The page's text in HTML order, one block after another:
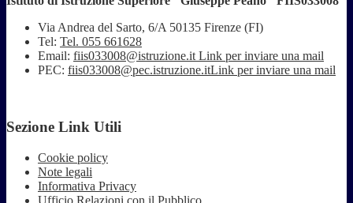
Via Andrea del Sarto, 6/A 50135 Firenze (FI)
Tel: Tel. 055 661628
Email: fiis033008@istruzione.it Link per inviare una mail
PEC: fiis033008@pec.istruzione.itLink per inviare una mail
Sezione Link Utili
Cookie policy
Note legali
Informativa Privacy
Ufficio Relazioni con il Pubblico